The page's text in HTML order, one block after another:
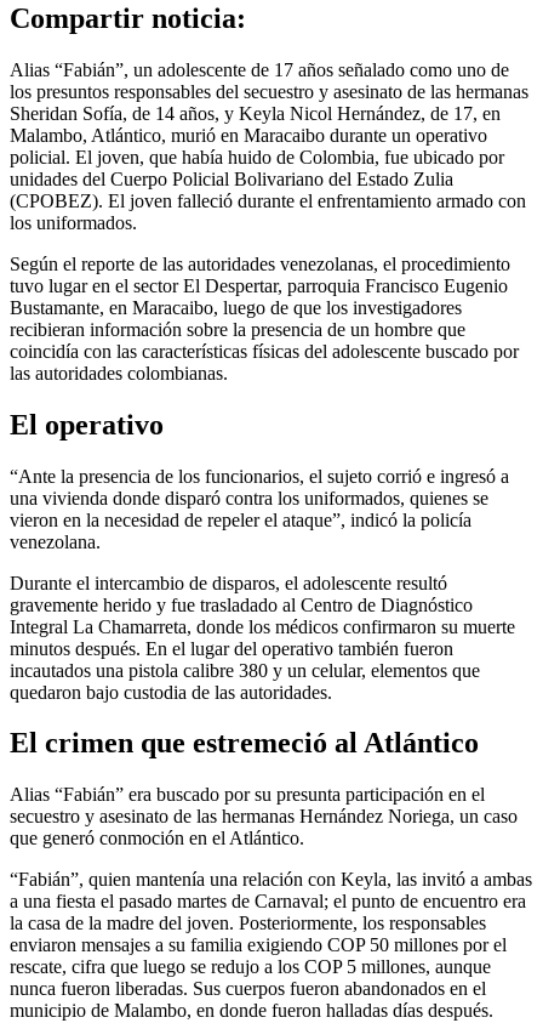
Compartir noticia:
Alias “Fabián”, un adolescente de 17 años señalado como uno de
los presuntos responsables del secuestro y asesinato de las hermanas
Sheridan Sofía, de 14 años, y Keyla Nicol Hernández, de 17, en
Malambo, Atlántico, murió en Maracaibo durante un operativo
policial. El joven, que había huido de Colombia, fue ubicado por
unidades del Cuerpo Policial Bolivariano del Estado Zulia
(CPOBEZ). El joven falleció durante el enfrentamiento armado con
los uniformados.
Según el reporte de las autoridades venezolanas, el procedimiento
tuvo lugar en el sector El Despertar, parroquia Francisco Eugenio
Bustamante, en Maracaibo, luego de que los investigadores
recibieran información sobre la presencia de un hombre que
coincidía con las características físicas del adolescente buscado por
las autoridades colombianas.
El operativo
“Ante la presencia de los funcionarios, el sujeto corrió e ingresó a
una vivienda donde disparó contra los uniformados, quienes se
vieron en la necesidad de repeler el ataque”, indicó la policía
venezolana.
Durante el intercambio de disparos, el adolescente resultó
gravemente herido y fue trasladado al Centro de Diagnóstico
Integral La Chamarreta, donde los médicos confirmaron su muerte
minutos después. En el lugar del operativo también fueron
incautados una pistola calibre 380 y un celular, elementos que
quedaron bajo custodia de las autoridades.
El crimen que estremeció al Atlántico
Alias “Fabián” era buscado por su presunta participación en el
secuestro y asesinato de las hermanas Hernández Noriega, un caso
que generó conmoción en el Atlántico.
“Fabián”, quien mantenía una relación con Keyla, las invitó a ambas
a una fiesta el pasado martes de Carnaval; el punto de encuentro era
la casa de la madre del joven. Posteriormente, los responsables
enviaron mensajes a su familia exigiendo COP 50 millones por el
rescate, cifra que luego se redujo a los COP 5 millones, aunque
nunca fueron liberadas. Sus cuerpos fueron abandonados en el
municipio de Malambo, en donde fueron halladas días después.